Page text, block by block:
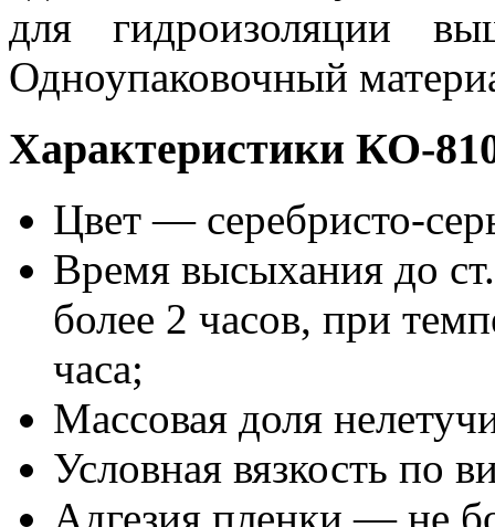
для гидроизоляции
Одноупаковочный
Характеристики КО-
Цвет — серебристо-
Время высыхания до
более 2 часов, при
часа;
Массовая доля
Условная вязкость по